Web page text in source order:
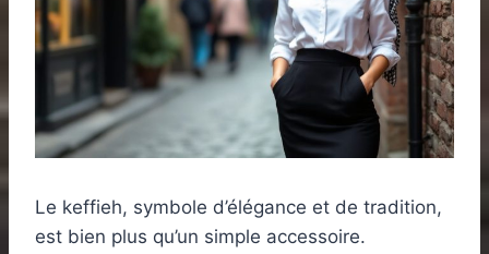
Le keffieh, symbole d’élégance et de tradition,
est bien plus qu’un simple accessoire.